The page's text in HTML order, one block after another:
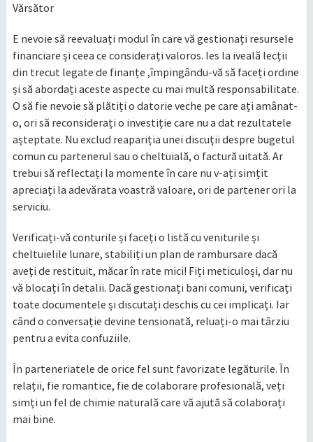
Vărsător
E nevoie să reevaluați modul în care vă gestionați resursele
financiare și ceea ce considerați valoros. Ies la iveală lecții
din trecut legate de finanțe ,împingându-vă să faceți ordine
și să abordați aceste aspecte cu mai multă responsabilitate.
O să fie nevoie să plătiți o datorie veche pe care ați amânat-
o, ori să reconsiderați o investiție care nu a dat rezultatele
așteptate. Nu exclud reapariția unei discuții despre bugetul
comun cu partenerul sau o cheltuială, o factură uitată. Ar
trebui să reflectați la momente în care nu v-ați simțit
apreciați la adevărata voastră valoare, ori de partener ori la
serviciu.
Verificați-vă conturile și faceți o listă cu veniturile și
cheltuielile lunare, stabiliți un plan de rambursare dacă
aveți de restituit, măcar în rate mici! Fiți meticuloși, dar nu
vă blocați în detalii. Dacă gestionați bani comuni, verificați
toate documentele și discutați deschis cu cei implicați. Iar
când o conversație devine tensionată, reluați-o mai târziu
pentru a evita confuziile.
În parteneriatele de orice fel sunt favorizate legăturile. În
relații, fie romantice, fie de colaborare profesională, veți
simți un fel de chimie naturală care vă ajută să colaborați
mai bine.